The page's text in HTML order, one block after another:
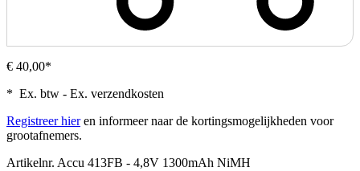
€ 40,00*
* Ex. btw - Ex. verzendkosten
Registreer hieren informeer naar de kortingsmogelijkheden voor
grootafnemers.
Artikelnr. Accu 413FB - 4,8V 1300mAh NiMH